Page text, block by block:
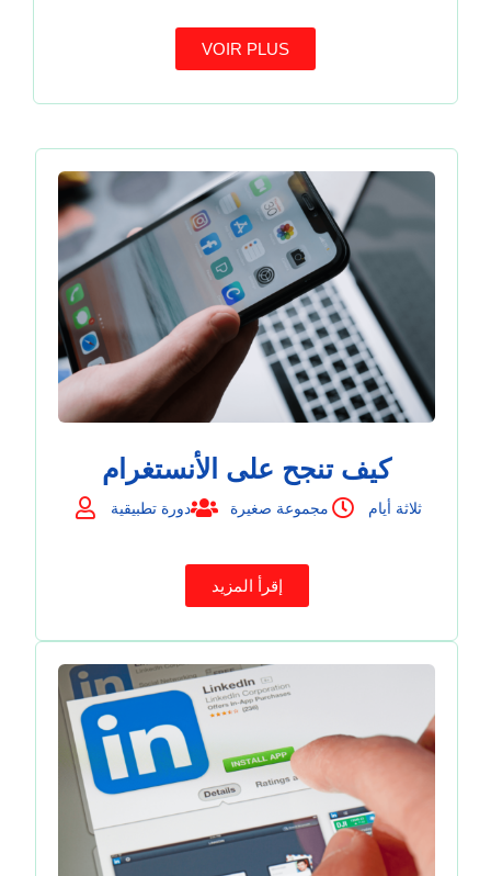
VOIR PLUS
كيف تنجح على الأنستغرام
دورة تطبيقية مجموعة صغيرة ثلاثة أيام
إقرأ المزيد